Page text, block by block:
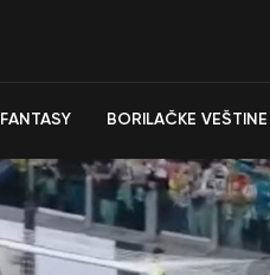
FANTASY BORILAČKE VEŠTINE